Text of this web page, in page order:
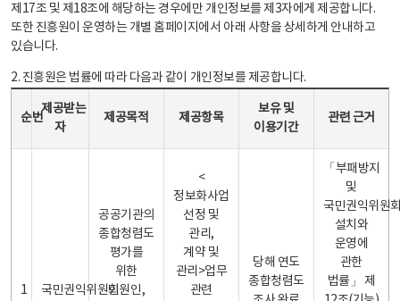
제17조 및 제18조에 해당하는 경우에만 개인정보를 제3자에게 제공합니다.
또한 진흥원이 운영하는 개별 홈페이지에서 아래 사항을 상세하게 안내하고
있습니다.
2. 진흥원은 법률에 따라 다음과 같이 개인정보를 제공합니다.
순번
제공받는
자
제공목적 제공항목
보유 및
이용기간
관련 근거
1 국민권익위원회
공공기관의
종합청렴도
평가를
위한
민원인,
<
정보화사업
선정 및
관리,
계약 및
관리>업무
관련
당해 연도
종합청렴도
「부패방지
및
국민권익위원
설치와
운영에
관한
법률」 제